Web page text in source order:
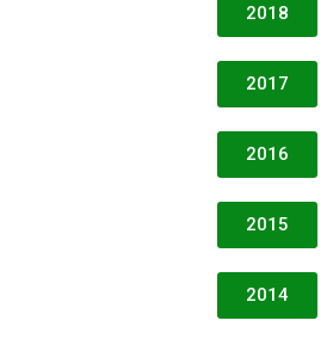
2018
2017
2016
2015
2014